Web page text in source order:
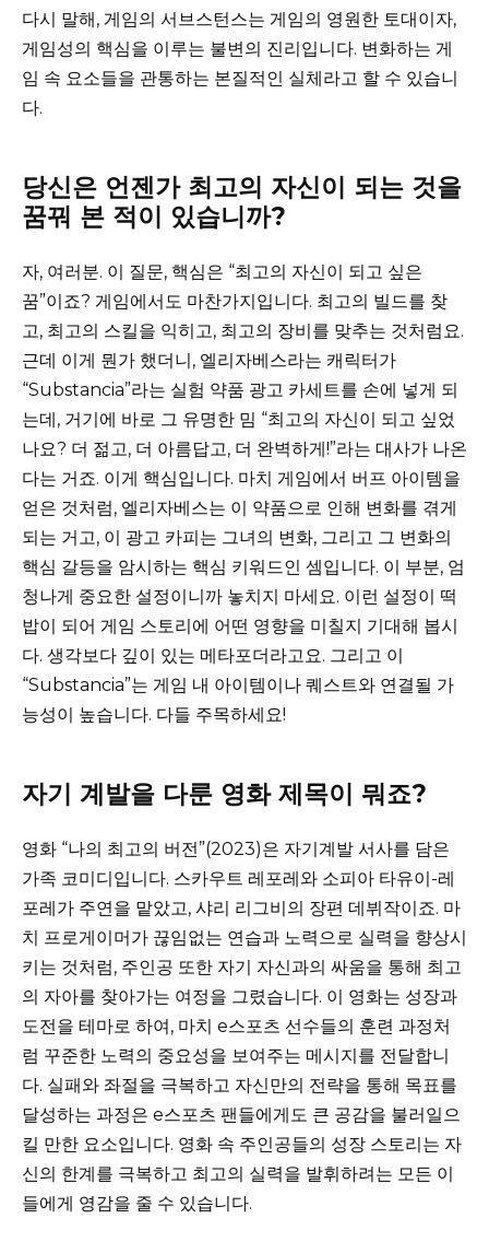
다시 말해, 게임의 서브스턴스는 게임의 영원한 토대이자,
게임성의 핵심을 이루는 불변의 진리입니다. 변화하는 게
임 속 요소들을 관통하는 본질적인 실체라고 할 수 있습니
다.
당신은 언젠가 최고의 자신이 되는 것을
꿈꿔 본 적이 있습니까?
자, 여러분. 이 질문, 핵심은 “최고의 자신이 되고 싶은
꿈”이죠? 게임에서도 마찬가지입니다. 최고의 빌드를 찾
고, 최고의 스킬을 익히고, 최고의 장비를 맞추는 것처럼요.
근데 이게 뭔가 했더니, 엘리자베스라는 캐릭터가
“Substancia”라는 실험 약품 광고 카세트를 손에 넣게 되
는데, 거기에 바로 그 유명한 밈 “최고의 자신이 되고 싶었
나요? 더 젊고, 더 아름답고, 더 완벽하게!”라는 대사가 나온
다는 거죠. 이게 핵심입니다. 마치 게임에서 버프 아이템을
얻은 것처럼, 엘리자베스는 이 약품으로 인해 변화를 겪게
되는 거고, 이 광고 카피는 그녀의 변화, 그리고 그 변화의
핵심 갈등을 암시하는 핵심 키워드인 셈입니다. 이 부분, 엄
청나게 중요한 설정이니까 놓치지 마세요. 이런 설정이 떡
밥이 되어 게임 스토리에 어떤 영향을 미칠지 기대해 봅시
다. 생각보다 깊이 있는 메타포더라고요. 그리고 이
“Substancia”는 게임 내 아이템이나 퀘스트와 연결될 가
능성이 높습니다. 다들 주목하세요!
자기 계발을 다룬 영화 제목이 뭐죠?
영화 “나의 최고의 버전”(2023)은 자기계발 서사를 담은
가족 코미디입니다. 스카우트 레포레와 소피아 타유이-레
포레가 주연을 맡았고, 샤리 리그비의 장편 데뷔작이죠. 마
치 프로게이머가 끊임없는 연습과 노력으로 실력을 향상시
키는 것처럼, 주인공 또한 자기 자신과의 싸움을 통해 최고
의 자아를 찾아가는 여정을 그렸습니다. 이 영화는 성장과
도전을 테마로 하여, 마치 e스포츠 선수들의 훈련 과정처
럼 꾸준한 노력의 중요성을 보여주는 메시지를 전달합니
다. 실패와 좌절을 극복하고 자신만의 전략을 통해 목표를
달성하는 과정은 e스포츠 팬들에게도 큰 공감을 불러일으
킬 만한 요소입니다. 영화 속 주인공들의 성장 스토리는 자
신의 한계를 극복하고 최고의 실력을 발휘하려는 모든 이
들에게 영감을 줄 수 있습니다.